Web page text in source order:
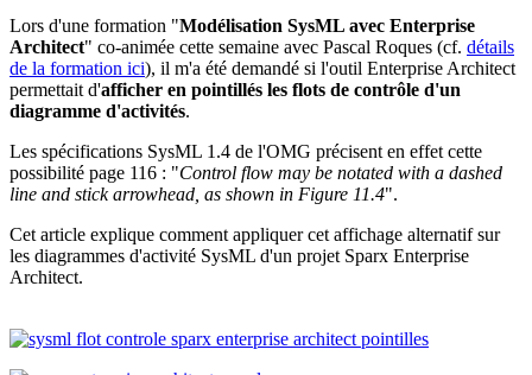
Lors d'une formation "Modélisation SysML avec Enterprise
Architect" co-animée cette semaine avec Pascal Roques (cf. détails
de la formation ici), il m'a été demandé si l'outil Enterprise Architect
permettait d'afficher en pointillés les flots de contrôle d'un
diagramme d'activités.
Les spécifications SysML 1.4 de l'OMG précisent en effet cette
possibilité page 116 : "Control flow may be notated with a dashed
line and stick arrowhead, as shown in Figure 11.4".
Cet article explique comment appliquer cet affichage alternatif sur
les diagrammes d'activité SysML d'un projet Sparx Enterprise
Architect.